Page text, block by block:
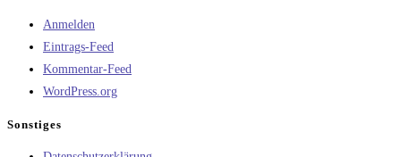
Anmelden
Eintrags-Feed
Kommentar-Feed
WordPress.org
Sonstiges